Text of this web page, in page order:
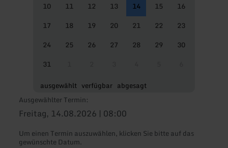
10
11 12 13 14 15
16
17
18 19 20 21 22
23
24
25 26 27 28 29
30
31
ausgewählt verfügbar abgesagt
Ausgewählter Termin:
Freitag, 14.08.2026 | 08:00
Um einen Termin auszuwählen, klicken Sie bitte auf das
gewünschte Datum.